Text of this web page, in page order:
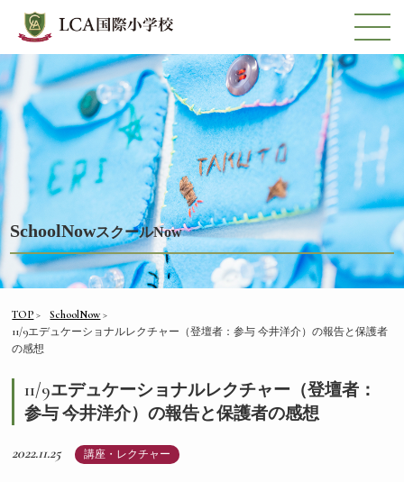
SchoolNowスクールNow
TOP
SchoolNow
11/9エデュケーショナルレクチャー（登壇者：参与 今井洋介）の報告と保護者
の感想
11/9エデュケーショナルレクチャー（登壇者：
参与 今井洋介）の報告と保護者の感想
2022.11.25 講座・レクチャー